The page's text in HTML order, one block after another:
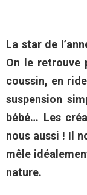
La star de
On le retrouve
coussin, en
suspension
bébé… Les
nous aussi ! Il
mêle
nature.